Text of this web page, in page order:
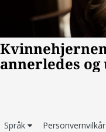
Språk Personvernvilkår